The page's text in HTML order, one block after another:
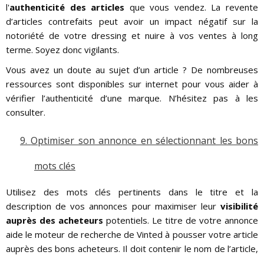
l'authenticité des articles que vous vendez. La revente
d’articles contrefaits peut avoir un impact négatif sur la
notoriété de votre dressing et nuire à vos ventes à long
terme. Soyez donc vigilants.
Vous avez un doute au sujet d’un article ? De nombreuses
ressources sont disponibles sur internet pour vous aider à
vérifier l’authenticité d’une marque. N’hésitez pas à les
consulter.
9. Optimiser son annonce en sélectionnant les bons
mots clés
Utilisez des mots clés pertinents dans le titre et la
description de vos annonces pour maximiser leur visibilité
auprès des acheteurs potentiels. Le titre de votre annonce
aide le moteur de recherche de Vinted à pousser votre article
auprès des bons acheteurs. Il doit contenir le nom de l’article,